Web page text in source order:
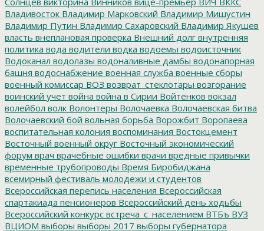
Владивосток Владимир Марковский Владимир Мишустин
Владимир Путин Владимир Сахаровский Владимир Якушев
власть внеплановая проверка Внешний долг внутренняя
политика вода водители водка водоемы водоисточник
Водоканал водолазы водоналивные дамбы водонапорная
башня водоснабжение военная служба военные сборы
военный комиссар ВОЗ возврат_стеклотары возгорание
воинский учет война война в Сирии Войтенков вокзал
волейбол волк Волонтеры Волочаевка Волочаевская битва
Волочаевский бой вольная борьба Ворожбит Воропаева
воспитательная колония воспоминания Востокцемент
Восточный военный округ Восточный экономический
форум врач врачебные ошибки врачи вредные привычки
временные трубопроводы Время Биробиджана
всемирный фестиваль молодежи и студентов
Всероссийская перепись населения Всероссийская
спартакиада пенсионеров Всероссийский день ходьбы
Всероссийский конкурс встреча_с_населением ВТБъ ВУЗ
ВЦИОМ выборы выборы 2017 выборы губернатора